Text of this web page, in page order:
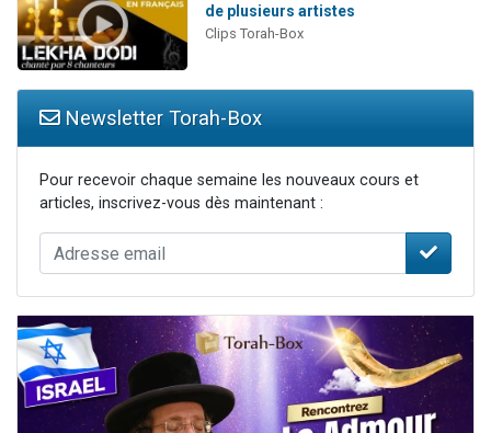
de plusieurs artistes
Clips Torah-Box
Newsletter Torah-Box
Pour recevoir chaque semaine les nouveaux cours et
articles, inscrivez-vous dès maintenant :